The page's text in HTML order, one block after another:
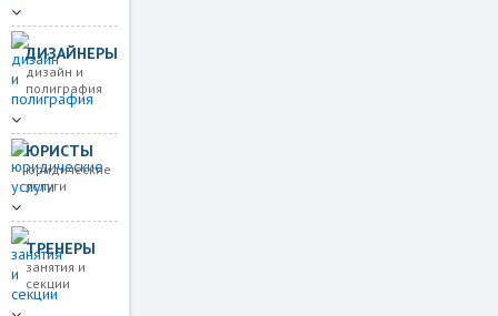
ДИЗАЙНЕРЫ
дизайн и
полиграфия
ЮРИСТЫ
юридические
услуги
ТРЕНЕРЫ
занятия и
секции